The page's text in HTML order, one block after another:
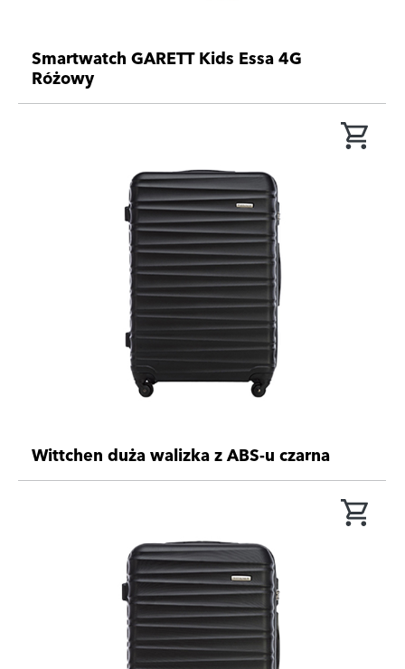
Smartwatch GARETT Kids Essa 4G
Różowy
Wittchen duża walizka z ABS-u czarna